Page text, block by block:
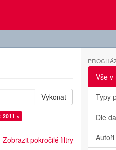
Vykonat
2011 ×
Zobrazit pokročilé filtry
Vše v
Typy
Dle
Autoři